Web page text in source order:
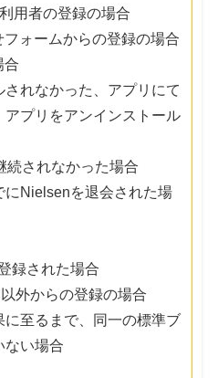
用者の登録の場合
フォームからの登録の場合
合
されなかった、アプリにて
アプリをアンインストール
続されなかった場合
にNielsenを退会された場
録された場合
外からの登録の場合
に至るまで、同一の標準ブ
ない場合